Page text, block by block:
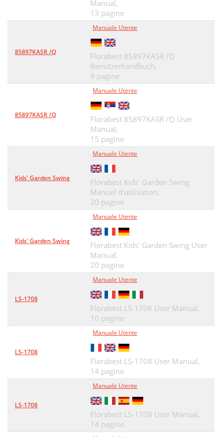
Manual,
13 pagine
85897KASR /Q
Manuale Utente
Florabest 85897KASR /Q
Benutzerhandbuch,
9 pagine
85897KASR /Q
Manuale Utente
Florabest 85897KASR /Q User
Manual,
15 pagine
Kids' Garden Swing
Manuale Utente
Florabest Kids' Garden Swing
Manuel d'utilisation,
20 pagine
Kids' Garden Swing
Manuale Utente
Florabest Kids' Garden Swing User
Manual,
20 pagine
LS-1708
Manuale Utente
Florabest LS-1708 User Manual,
10 pagine
LS-1708
Manuale Utente
Florabest LS-1708 User Manual,
14 pagine
LS-1708
Manuale Utente
Florabest LS-1708 User Manual,
14 pagine